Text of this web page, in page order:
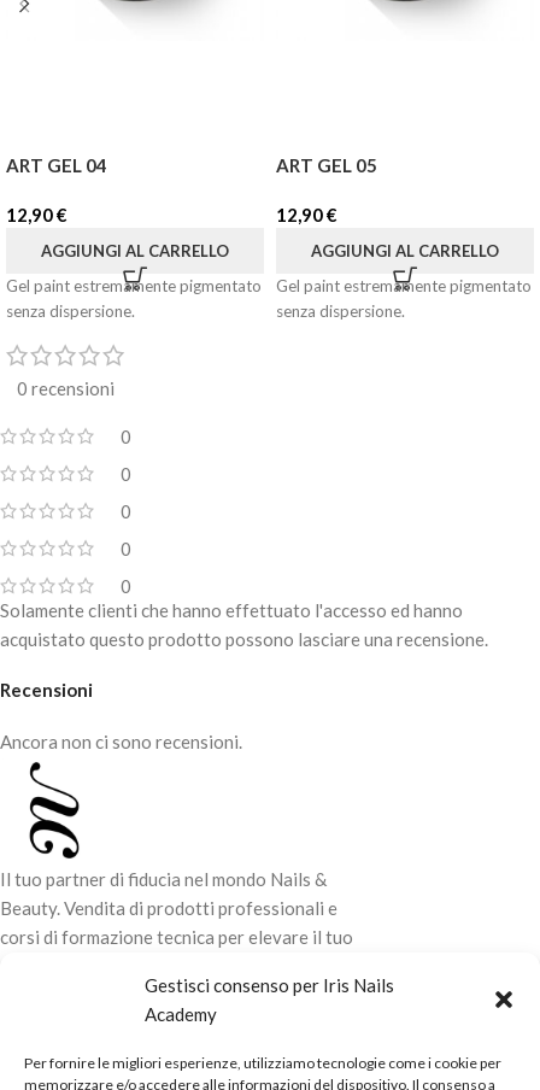
Gestisci consenso per Iris Nails
Academy
Per fornire le migliori esperienze, utilizziamo tecnologie come i cookie per
memorizzare e/o accedere alle informazioni del dispositivo. Il consenso a
ART GEL 04
12,90€
AGGIUNGI AL CARRELLO
Gel paint estremamente pigmentato
senza dispersione.
ART GEL 05
12,90€
AGGIUNGI AL CARRELLO
Gel paint estremamente pigmentato
senza dispersione.
0 recensioni
0
0
0
0
0
Recensioni
Ancora non ci sono recensioni.
Solamente clienti che hanno effettuato l'accesso ed hanno
acquistato questo prodotto possono lasciare una recensione.
Il tuo partner di fiducia nel mondo Nails &
Beauty. Vendita di prodotti professionali e
corsi di formazione tecnica per elevare il tuo
LINK UTILI